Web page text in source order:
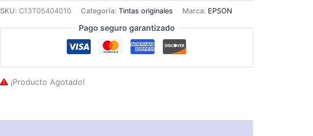
SKU: C13T05404010 Categoría:Tintas originales Marca: EPSON
Pago seguro garantizado
¡Producto Agotado!